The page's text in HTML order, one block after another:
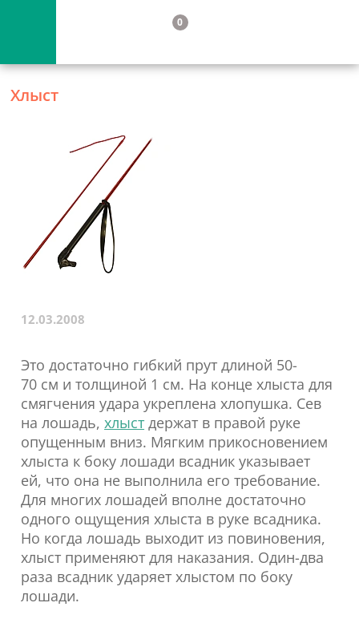
0
Хлыст
12.03.2008
Это достаточно гибкий прут длиной 50-
70 см и толщиной 1 см. На конце хлыста для
смягчения удара укреплена хлопушка. Сев
на лошадь,хлыст держат в правой руке
опущенным вниз. Мягким прикосновением
хлыста к боку лошади всадник указывает
ей, что она не выполнила его требование.
Для многих лошадей вполне достаточно
одного ощущения хлыста в руке всадника.
Но когда лошадь выходит из повиновения,
хлыст применяют для наказания. Один-два
раза всадник ударяет хлыстом по боку
лошади.